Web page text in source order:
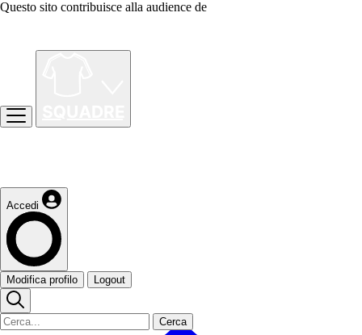
Questo sito contribuisce alla audience de
Accedi
Modifica profilo Logout
Cerca